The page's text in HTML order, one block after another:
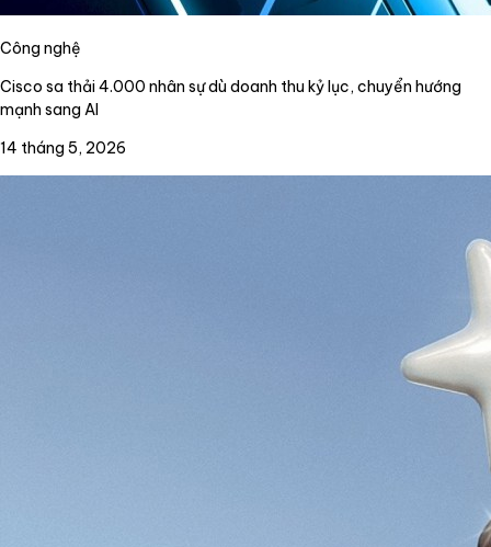
Công nghệ
Cisco sa thải 4.000 nhân sự dù doanh thu kỷ lục, chuyển hướng
mạnh sang AI
14 tháng 5, 2026